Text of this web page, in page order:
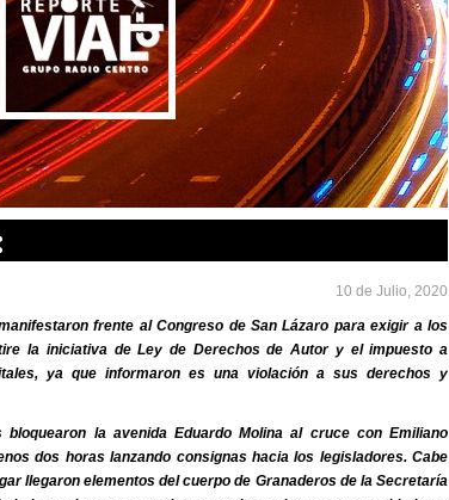
10 de Julio, 2020
frente al Congreso de San Lázaro para exigir a los
la iniciativa de Ley de Derechos de Autor y el impuesto a
ya que informaron es una violación a sus derechos y
bloquearon la avenida Eduardo Molina al cruce con Emiliano
dos horas lanzando consignas hacia los legisladores. Cabe
llegaron elementos del cuerpo de Granaderos de la Secretaría